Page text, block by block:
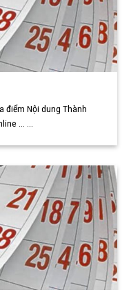
điểm Nội dung Thành
... ...